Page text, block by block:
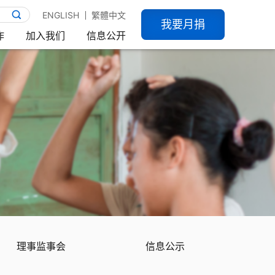
ENGLISH 繁體中文
加入我们 信息公开
我要月捐
理事监事会 信息公示